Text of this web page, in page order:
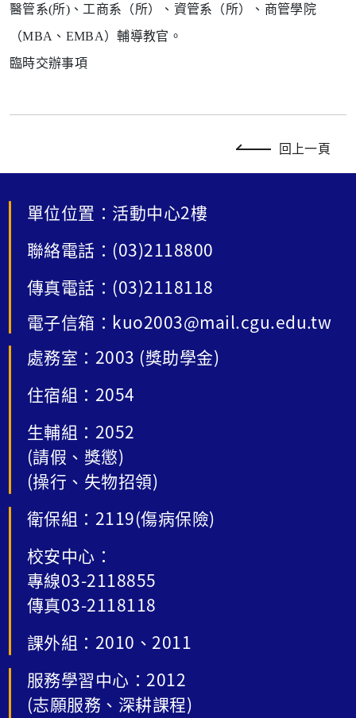
醫管系(所)、工商系（所）、資管系（所）、商管學院
（MBA 、 EMBA）輔導教官。
臨時交辦事項
回上一頁
單位位置：活動中心2樓
聯絡電話：(03)2118800
傳真電話：(03)2118118
電子信箱：kuo2003@mail.cgu.edu.tw
處務室：2003 (獎助學金)
住宿組：2054
生輔組：2052
(請假、獎懲)
(操行、失物招領)
衛保組：2119(傷病保險)
校安中心：
專線03-2118855
傳真03-2118118
課外組：2010、2011
服務學習中心：2012
(志願服務、深耕課程)